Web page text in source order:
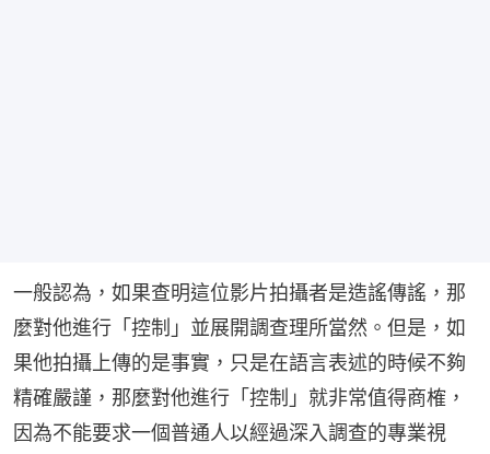
一般認為，如果查明這位影片拍攝者是造謠傳謠，那
麼對他進行「控制」並展開調查理所當然。但是，如
果他拍攝上傳的是事實，只是在語言表述的時候不夠
精確嚴謹，那麼對他進行「控制」就非常值得商榷，
因為不能要求一個普通人以經過深入調查的專業視